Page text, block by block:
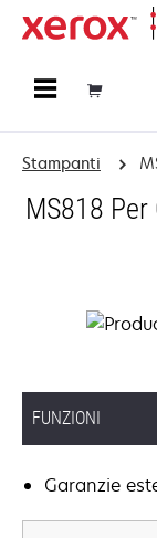
Stampanti
MS818
FUNZIONI
Garanzie